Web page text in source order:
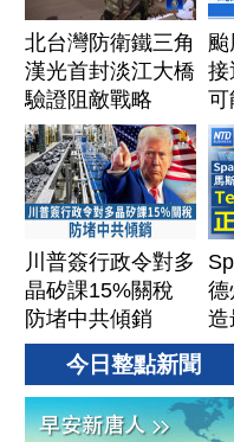
北台灣防衛鐵三角
漢光首封淡江大橋
驗證阻敵戰略
接
可
川普簽行政令對多
晶矽課15%關稅
防堵中共傾銷
德
造
今日整點新聞